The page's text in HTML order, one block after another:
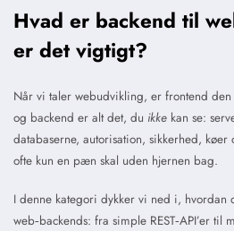
Hvad er backend til
er det vigtigt?
Når vi taler webudvikling, er frontend
og backend er alt det, du ikke kan se:
databaserne, autorisation, sikkerhed, køer
ofte kun en pæn skal uden hjernen bag.
I denne kategori dykker vi ned i, hvordan
web‑backends: fra simple REST‑API’er til